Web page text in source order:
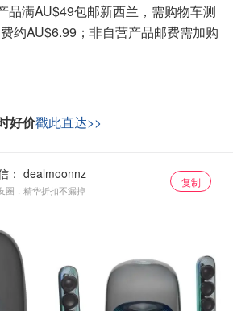
品满AU$49包邮新西兰，需购物车测
约AU$6.99；非自营产品邮费需加购
好价戳此直达>>
：
圈，精华折扣不漏掉
复制